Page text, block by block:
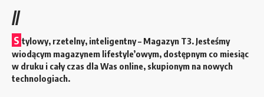
//
S tylowy, rzetelny, inteligentny – Magazyn T3. Jesteśmy
wiodącym magazynem lifestyle’owym, dostępnym co miesiąc
w druku i cały czas dla Was online, skupionym na nowych
technologiach.